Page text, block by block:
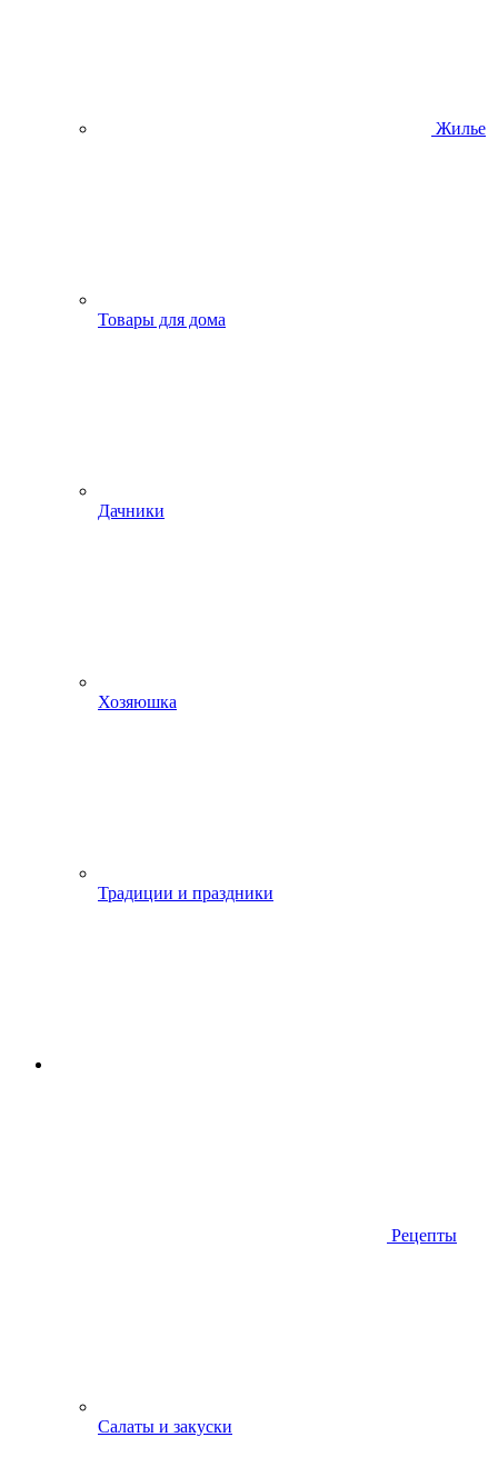
Жилье
Товары для дома
Дачники
Хозяюшка
Традиции и праздники
Рецепты
Салаты и закуски